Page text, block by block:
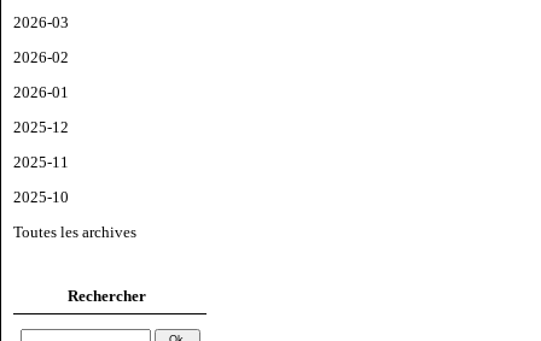
2026-03
2026-02
2026-01
2025-12
2025-11
2025-10
Toutes les archives
Rechercher